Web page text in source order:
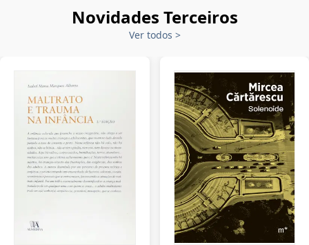
Novidades Terceiros
Ver todos >